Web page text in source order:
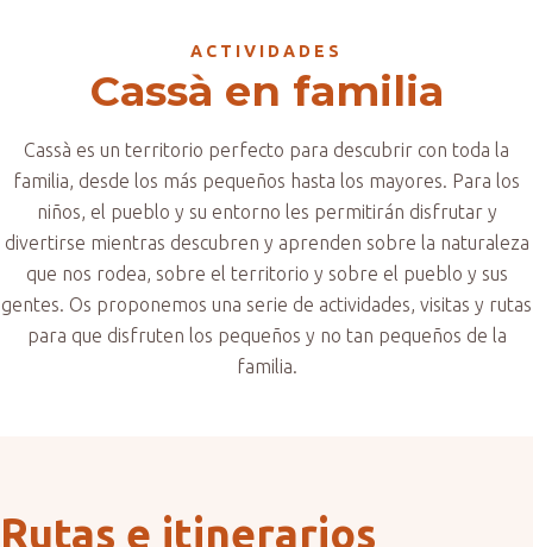
ACTIVIDADES
Cassà en familia
Cassà es un territorio perfecto para descubrir con toda la
familia, desde los más pequeños hasta los mayores. Para los
niños, el pueblo y su entorno les permitirán disfrutar y
divertirse mientras descubren y aprenden sobre la naturaleza
que nos rodea, sobre el territorio y sobre el pueblo y sus
gentes. Os proponemos una serie de actividades, visitas y rutas
para que disfruten los pequeños y no tan pequeños de la
familia.
Rutas e itinerarios